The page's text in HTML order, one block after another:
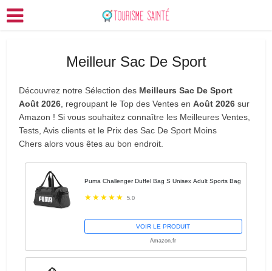
Meilleur Sac De Sport
Découvrez notre Sélection des Meilleurs Sac De Sport
Août 2026 , regroupant le Top des Ventes en Août 2026 sur
Amazon ! Si vous souhaitez connaître les Meilleures Ventes,
Tests, Avis clients et le Prix des Sac De Sport Moins
Chers alors vous êtes au bon endroit.
Puma Challenger Duffel Bag S Unisex Adult Sports Bag
5.0
VOIR LE PRODUIT
Amazon.fr